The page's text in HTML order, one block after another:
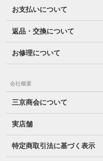
お支払いについて
返品・交換について
お修理について
会社概要
三京商会について
実店舗
特定商取引法に基づく表示